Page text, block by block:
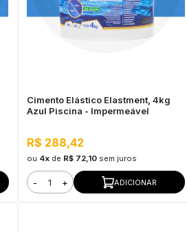
Cimento Elástico Elastment, 4kg
Azul Piscina - Impermeável
R$ 288,42
ou 4xde R$ 72,10 sem juros
- + ADICIONAR